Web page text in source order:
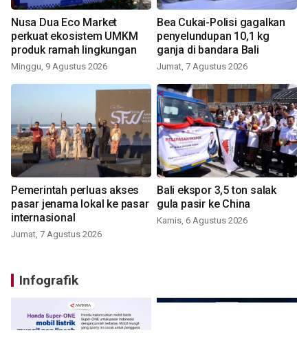
Nusa Dua Eco Market
perkuat ekosistem UMKM
produk ramah lingkungan
Minggu, 9 Agustus 2026
Bea Cukai-Polisi gagalkan
penyelundupan 10,1 kg
ganja di bandara Bali
Jumat, 7 Agustus 2026
Pemerintah perluas akses
pasar jenama lokal ke pasar
internasional
Jumat, 7 Agustus 2026
Bali ekspor 3,5 ton salak
gula pasir ke China
Kamis, 6 Agustus 2026
Infografik